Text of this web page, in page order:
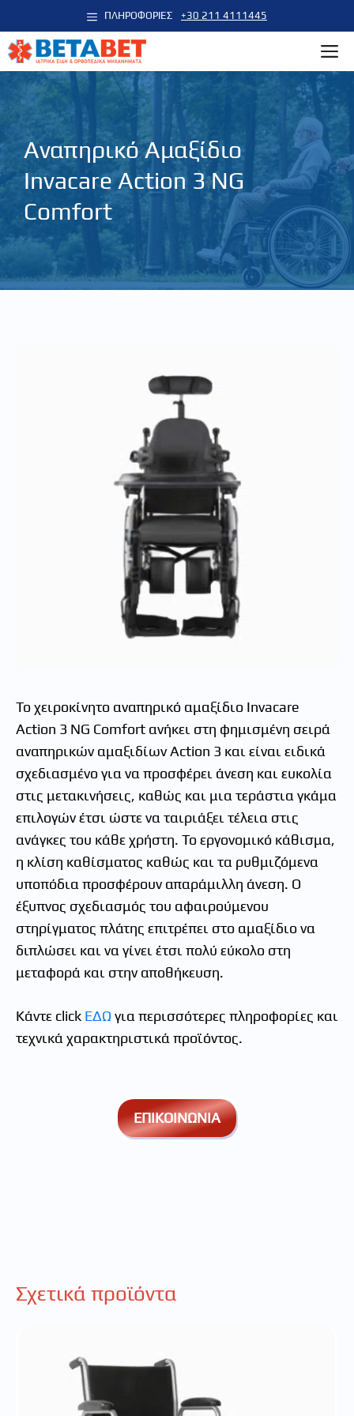
σε
περιεχόμενο
+30 211 4111445
ΠΛΗΡΟΦΟΡΙΕΣ
Αναπηρικό Αμαξίδιο
Invacare Action 3 NG
Comfort
Το χειροκίνητο αναπηρικό αμαξίδιο Invacare
Action 3 NG Comfort ανήκει στη φημισμένη σειρά
αναπηρικών αμαξιδίων Action 3 και είναι ειδικά
σχεδιασμένο για να προσφέρει άνεση και ευκολία
στις μετακινήσεις, καθώς και μια τεράστια γκάμα
επιλογών έτσι ώστε να ταιριάξει τέλεια στις
ανάγκες του κάθε χρήστη. Το εργονομικό κάθισμα,
η κλίση καθίσματος καθώς και τα ρυθμιζόμενα
υποπόδια προσφέρουν απαράμιλλη άνεση. Ο
έξυπνος σχεδιασμός του αφαιρούμενου
στηρίγματος πλάτης επιτρέπει στο αμαξίδιο να
διπλώσει και να γίνει έτσι πολύ εύκολο στη
μεταφορά και στην αποθήκευση.
Κάντε click ΕΔΩ για περισσότερες πληροφορίες και
τεχνικά χαρακτηριστικά προϊόντος.
ΕΠΙΚΟΙΝΩΝΙΑ
Σχετικά προϊόντα